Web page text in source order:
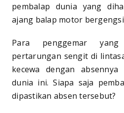
pembalap dunia yang
ajang balap motor
Para penggemar
pertarungan sengit di
kecewa dengan
dunia ini. Siapa saja
dipastikan absen tersebut?